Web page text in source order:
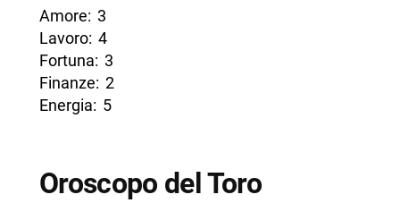
Amore: 3
Lavoro: 4
Fortuna: 3
Finanze: 2
Energia: 5
Oroscopo del Toro